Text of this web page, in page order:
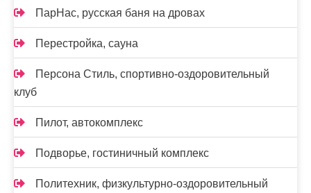
ПарНас, русская баня на дровах
Перестройка, сауна
Персона Стиль, спортивно-оздоровительный
клуб
Пилот, автокомплекс
Подворье, гостиничный комплекс
Политехник, физкультурно-оздоровительный